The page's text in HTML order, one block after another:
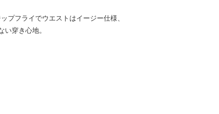
プフライでウエストはイージー仕様、
穿き心地。